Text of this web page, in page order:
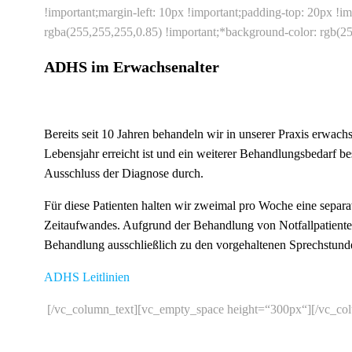
!important;margin-left: 10px !important;padding-top: 20px
rgba(255,255,255,0.85) !important;*background-color:
ADHS im Erwachsenalter
Bereits seit 10 Jahren behandeln wir in unserer Praxis
Lebensjahr erreicht ist und ein weiterer Behandlungsbedarf
Ausschluss der Diagnose durch.
Für diese Patienten halten wir zweimal pro Woche eine
Zeitaufwandes. Aufgrund der Behandlung von
Behandlung ausschließlich zu den vorgehaltenen
ADHS Leitlinien
[/vc_column_text][vc_empty_space height=“300px“][/